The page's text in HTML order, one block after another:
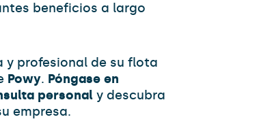
beneficios a largo
y profesional de su flota
Powy. Póngase en
personal y descubra
empresa.